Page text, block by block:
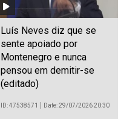
Luís Neves diz que se
sente apoiado por
Montenegro e nunca
pensou em demitir-se
(editado)
ID: 47538571 Date: 29/07/2026 20:30